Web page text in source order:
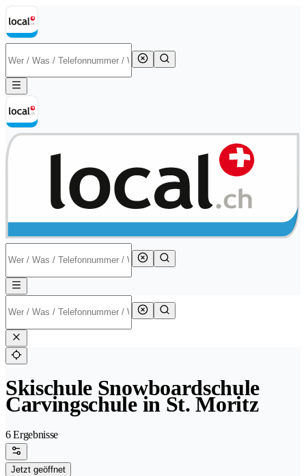
Skischule Snowboardschule
Carvingschule in St. Moritz
6 Ergebnisse
Jetzt geöffnet